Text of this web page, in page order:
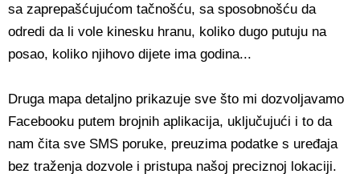
sa zaprepašćujućom tačnošću, sa sposobnošću da
odredi da li vole kinesku hranu, koliko dugo putuju na
posao, koliko njihovo dijete ima godina...
Druga mapa detaljno prikazuje sve što mi dozvoljavamo
Facebooku putem brojnih aplikacija, uključujući i to da
nam čita sve SMS poruke, preuzima podatke s uređaja
bez traženja dozvole i pristupa našoj preciznoj lokaciji.